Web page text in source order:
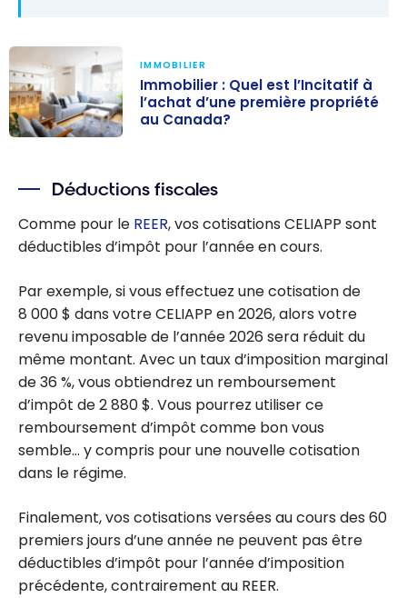
l’Incitatif à
l’achat d’une
première
Canada?
IMMOBILIER
Immobilier : Quel est l’Incitatif à
l’achat d’une première propriété
au Canada?
Déductions fiscales
Comme pour le REER, vos cotisations CELIAPP sont
déductibles d’impôt pour l’année en cours.
Par exemple, si vous effectuez une cotisation de
8 000 $ dans votre CELIAPP en 2026, alors votre
revenu imposable de l’année 2026 sera réduit du
même montant. Avec un taux d’imposition marginal
de 36 %, vous obtiendrez un remboursement
d’impôt de 2 880 $. Vous pourrez utiliser ce
remboursement d’impôt comme bon vous
semble… y compris pour une nouvelle cotisation
dans le régime.
Finalement, vos cotisations versées au cours des 60
premiers jours d’une année ne peuvent pas être
déductibles d’impôt pour l’année d’imposition
précédente, contrairement au REER.